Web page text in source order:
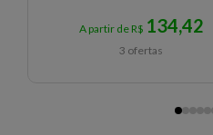
A partir de R$ 134,42
3 ofertas